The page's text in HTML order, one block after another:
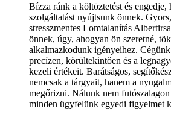
Bízza ránk a költöztetést és
szolgáltatást nyújtsunk önnek.
stresszmentes Lomtalanítás
önnek, úgy, ahogyan ön szeretné,
alkalmazkodunk igényeihez. Cégünk
precízen, körültekintően és a
kezeli értékeit. Barátságos,
nemcsak a tárgyait, hanem a
megőrizni. Nálunk nem
minden ügyfelünk egyedi figyelmet